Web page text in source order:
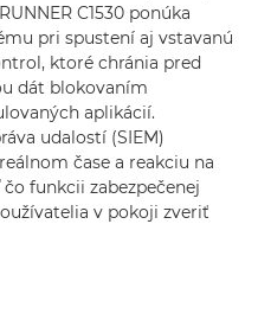
C1530 ponúka
pri spustení aj vstavanú
ktoré chránia pred
dát blokovaním
aplikácií.
udalostí (SIEM)
čase a reakciu na
funkcii zabezpečenej
v pokoji zveriť